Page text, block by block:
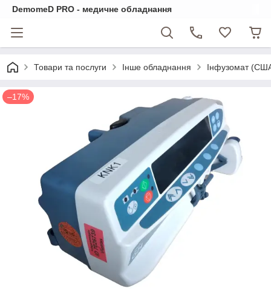
DemomeD PRO - медичне обладнання
Товари та послуги Інше обладнання Інфузомат
–17%